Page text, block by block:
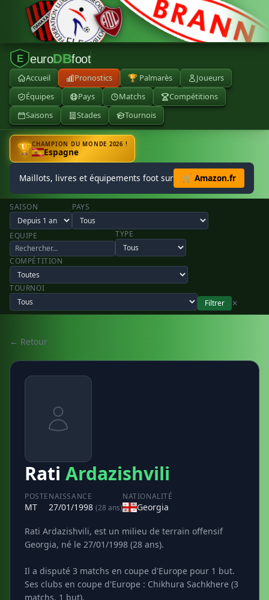
E euroDBfoot
Accueil Pronostics 🏆 Palmarès
Joueurs
Équipes
Pays Matchs
Compétitions
Saisons
Stades Tournois
🏆CHAMPION DU MONDE 2026 !
Espagne
Maillots, livres et équipements foot sur 🛒 Amazon.fr
SAISON PAYS
EQUIPE TYPE
COMPÉTITION
TOURNOI
Filtrer
✕
← Retour
Rati Ardazishvili
POSTE
MT
NAISSANCE
27/01/1998 (28 ans)
NATIONALITÉ
Georgia
Rati Ardazishvili, est un milieu de terrain offensif
Georgia, né le 27/01/1998 (28 ans).
Il a disputé 3 matchs en coupe d'Europe pour 1 but.
Ses clubs en coupe d'Europe : Chikhura Sachkhere (3
matchs, 1 but).